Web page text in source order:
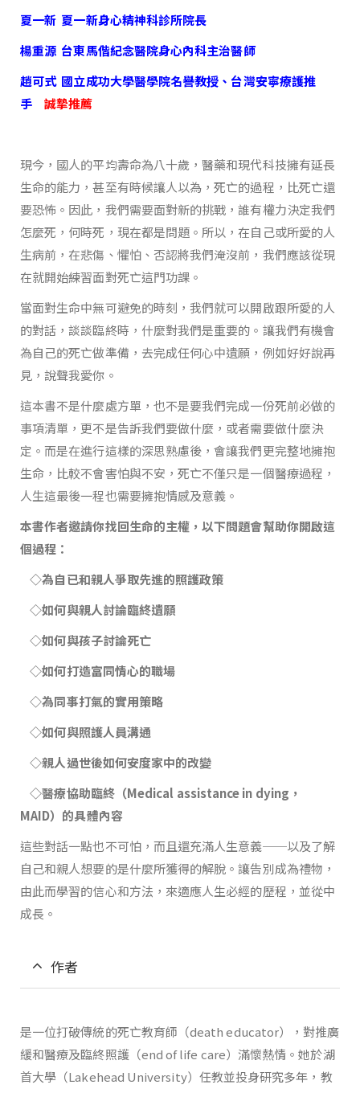
夏一新 夏一新身心精神科診所院長
楊重源 台東馬偕紀念醫院身心內科主治醫師
趙可式 國立成功大學醫學院名譽教授、台灣安寧療護推
手誠摯推薦
現今，國人的平均壽命為八十歲，醫藥和現代科技擁有延長
生命的能力，甚至有時候讓人以為，死亡的過程，比死亡還
要恐怖。因此，我們需要面對新的挑戰，誰有權力決定我們
怎麼死，何時死，現在都是問題。所以，在自己或所愛的人
生病前，在悲傷、懼怕、否認將我們淹沒前，我們應該從現
在就開始練習面對死亡這門功課。
當面對生命中無可避免的時刻，我們就可以開啟跟所愛的人
的對話，談談臨終時，什麼對我們是重要的。讓我們有機會
為自己的死亡做準備，去完成任何心中遺願，例如好好說再
見，說聲我愛你。
這本書不是什麼處方單，也不是要我們完成一份死前必做的
事項清單，更不是告訴我們要做什麼，或者需要做什麼決
定。而是在進行這樣的深思熟慮後，會讓我們更完整地擁抱
生命，比較不會害怕與不安，死亡不僅只是一個醫療過程，
人生這最後一程也需要擁抱情感及意義。
本書作者邀請你找回生命的主權，以下問題會幫助你開啟這
個過程：
◇為自已和親人爭取先進的照護政策
◇如何與親人討論臨終遺願
◇如何與孩子討論死亡
◇如何打造富同情心的職場
◇為同事打氣的實用策略
◇如何與照護人員溝通
◇親人過世後如何安度家中的改變
◇醫療協助臨終（Medical assistance in dying ，
MAID）的具體內容
這些對話一點也不可怕，而且還充滿人生意義──以及了解
自己和親人想要的是什麼所獲得的解脫。讓告別成為禮物，
由此而學習的信心和方法，來適應人生必經的歷程，並從中
成長。
作者
是一位打破傳統的死亡教育師（death educator），對推廣
緩和醫療及臨終照護（end of life care）滿懷熱情。她於湖
首大學（Lakehead University）任教並投身研究多年，教